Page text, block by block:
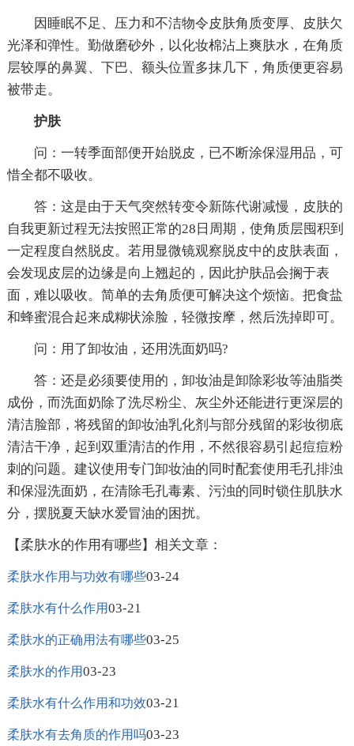
因睡眠不足、压力和不洁物令皮肤角质变厚、皮肤欠
光泽和弹性。勤做磨砂外，以化妆棉沾上爽肤水，在角质
层较厚的鼻翼、下巴、额头位置多抹几下，角质便更容易
被带走。
护肤
问：一转季面部便开始脱皮，已不断涂保湿用品，可
惜全都不吸收。
答：这是由于天气突然转变令新陈代谢减慢，皮肤的
自我更新过程无法按照正常的28日周期，使角质层囤积到
一定程度自然脱皮。若用显微镜观察脱皮中的皮肤表面，
会发现皮层的边缘是向上翘起的，因此护肤品会搁于表
面，难以吸收。简单的去角质便可解决这个烦恼。把食盐
和蜂蜜混合起来成糊状涂脸，轻微按摩，然后洗掉即可。
问：用了卸妆油，还用洗面奶吗?
答：还是必须要使用的，卸妆油是卸除彩妆等油脂类
成份，而洗面奶除了洗尽粉尘、灰尘外还能进行更深层的
清洁脸部，将残留的卸妆油乳化剂与部分残留的彩妆彻底
清洁干净，起到双重清洁的作用，不然很容易引起痘痘粉
刺的问题。建议使用专门卸妆油的同时配套使用毛孔排浊
和保湿洗面奶，在清除毛孔毒素、污浊的同时锁住肌肤水
分，摆脱夏天缺水爱冒油的困扰。
【柔肤水的作用有哪些】相关文章：
柔肤水作用与功效有哪些03-24
柔肤水有什么作用03-21
柔肤水的正确用法有哪些03-25
柔肤水的作用03-23
柔肤水有什么作用和功效03-21
柔肤水有去角质的作用吗03-23